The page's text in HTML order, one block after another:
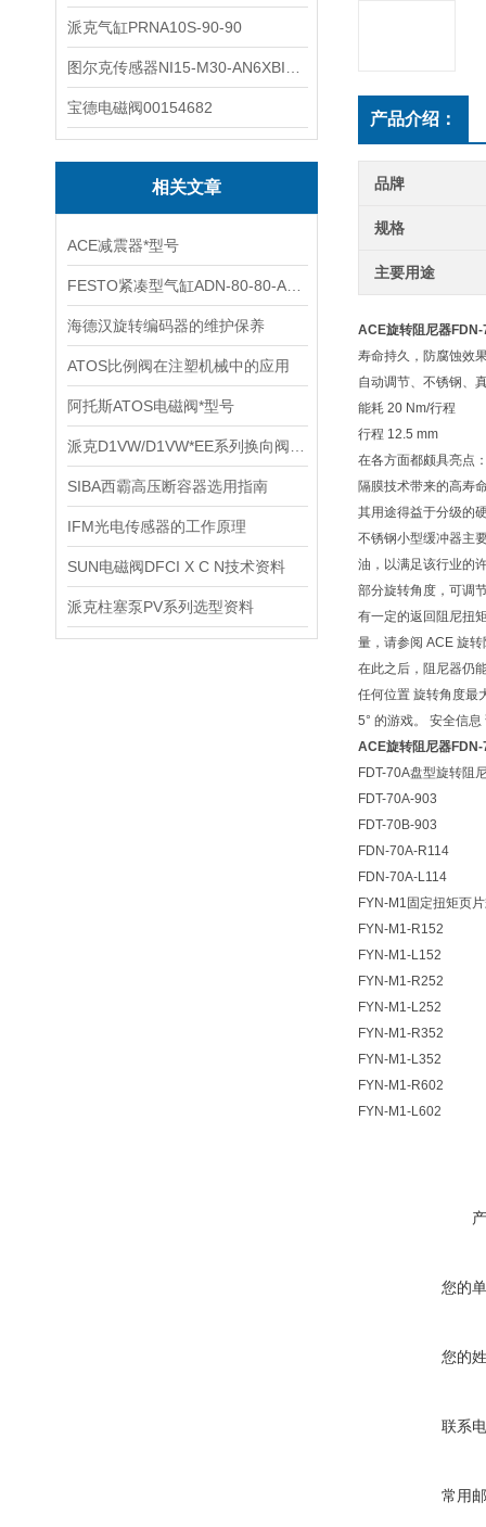
派克气缸PRNA10S-90-90
宝德电磁阀00154682
相关文章
ACE减震器*型号
海德汉旋转编码器的维护保养
ATOS比例阀在注塑机械中的应用
阿托斯ATOS电磁阀*型号
SIBA西霸高压断容器选用指南
IFM光电传感器的工作原理
SUN电磁阀DFCI X C N技术资料
派克柱塞泵PV系列选型资料
产品介绍：
品牌
规格
主要用途
ACE旋转阻尼器FDN-
寿命持久，防腐蚀效
自动调节、不锈钢、
能耗 20 Nm/行程
行程 12.5 mm
在各方面都颇具亮点
隔膜技术带来的高寿
其用途得益于分级的
不锈钢小型缓冲器主
油，以满足该行业的
部分旋转角度，可调
有一定的返回阻尼扭
量，请参阅 ACE 旋
在此之后，阻尼器仍
任何位置 旋转角度最
5° 的游戏。 安全信
ACE旋转阻尼器FDN-
FDT-70A盘型旋转阻
FDT-70A-903
FDT-70B-903
FDN-70A-R114
FDN-70A-L114
FYN-M1固定扭矩页
FYN-M1-R152
FYN-M1-L152
FYN-M1-R252
FYN-M1-L252
FYN-M1-R352
FYN-M1-L352
FYN-M1-R602
FYN-M1-L602
您的
您的
联系
常用